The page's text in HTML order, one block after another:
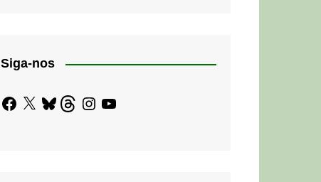
Siga-nos
Facebook
X BlueskyThreadsInstagram
YouTube